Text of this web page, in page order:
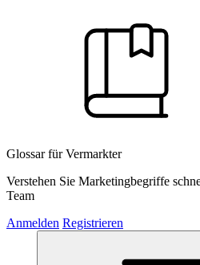
Glossar für Vermarkter
Verstehen Sie Marketingbegriffe
Team
Anmelden Registrieren